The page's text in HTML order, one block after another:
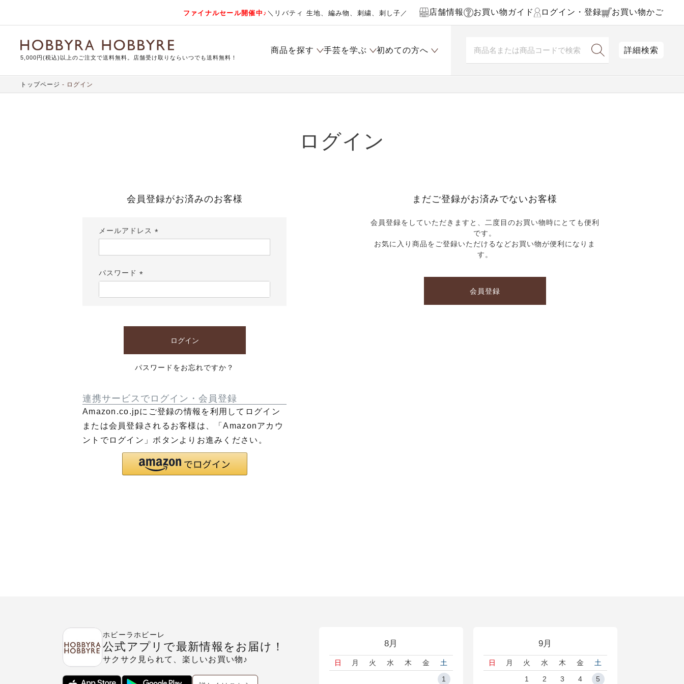
ファイナルセール開催中♪ ＼リバティ 生地、編み物、刺繍、刺し子／ 店舗情報 お買い物ガイド ログイン・登録 お買い物かご
5,000円(税込)以上のご注文で送料無料。店舗受け取りならいつでも送料無料！
商品を探す 手芸を学ぶ 初めての方へ 詳細検索
トップページ ログイン
ログイン
会員登録がお済みのお客様
メールアドレス
須)
パスワード
須)
ログイン
パスワードをお忘れですか？
連携サービスでログイン・会員登録
Amazon.co.jpにご登録の情報を利用してログイン
または会員登録されるお客様は、「Amazonアカウ
ントでログイン」ボタンよりお進みください。
まだご登録がお済みでないお客様
会員登録をしていただきますと、二度目のお買い物時にとても便利
です。
お気に入り商品をご登録いただけるなどお買い物が便利になりま
す。
会員登録
8月
日 月 火 水 木 金
土
1
9月
日 月 火 水 木 金
土
1
2 3 4 5
ホビーラホビーレ
公式アプリで最新情報をお届け！
サクサク見られて、楽しいお買い物♪